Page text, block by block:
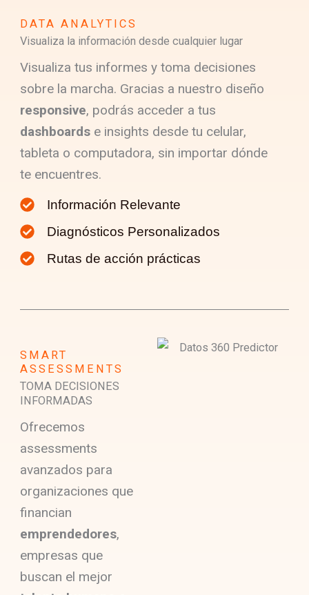
DATA ANALYTICS
Visualiza la información desde cualquier lugar
Visualiza tus informes y toma decisiones
sobre la marcha. Gracias a nuestro diseño
responsive, podrás acceder a tus
dashboards e insights desde tu celular,
tableta o computadora, sin importar dónde
te encuentres.
Información Relevante
Diagnósticos Personalizados
Rutas de acción prácticas
SMART
ASSESSMENTS
TOMA DECISIONES
INFORMADAS
Ofrecemos
assessments
avanzados para
organizaciones que
financian
emprendedores,
empresas que
buscan el mejor